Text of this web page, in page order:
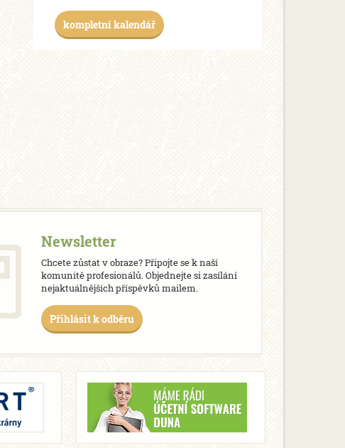
kompletní kalendář
Newsletter
Chcete zůstat v obraze? Připojte se k naší
komunitě profesionálů. Objednejte si zasílání
nejaktuálnějších příspěvků mailem.
Přihlásit k odběru